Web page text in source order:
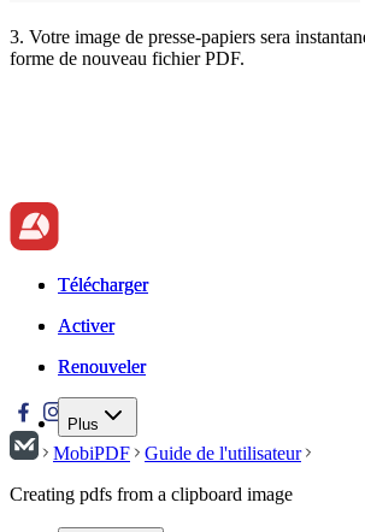
3. Votre image de presse-papiers sera
forme de nouveau fichier PDF.
Télécharger
Activer
Renouveler
Plus
Télécharger
Activer
Renouveler
MobiPDF
Guide de l'utilisateur
Creating pdfs from a clipboard image